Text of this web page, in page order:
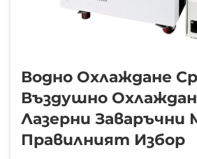
Водно Охлаждане
Въздушно
Лазерни Заваръчни
Правилният Избор